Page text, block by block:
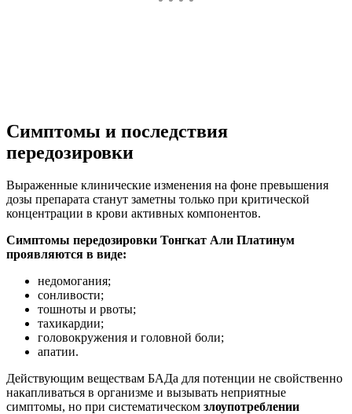
Симптомы и последствия
передозировки
Выраженные клинические изменения на фоне превышения
дозы препарата станут заметны только при критической
концентрации в крови активных компонентов.
Симптомы передозировки Тонгкат Али Платинум
проявляются в виде:
недомогания;
сонливости;
тошноты и рвоты;
тахикардии;
головокружения и головной боли;
апатии.
Действующим веществам БАДа для потенции не свойственно
накапливаться в организме и вызывать неприятные
симптомы, но при систематическом злоупотреблении